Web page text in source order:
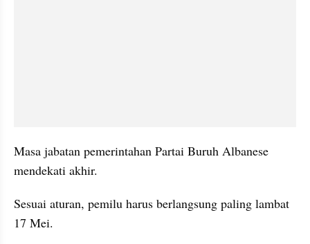
Masa jabatan pemerintahan Partai Buruh Albanese
mendekati akhir.
Sesuai aturan, pemilu harus berlangsung paling lambat
17 Mei.